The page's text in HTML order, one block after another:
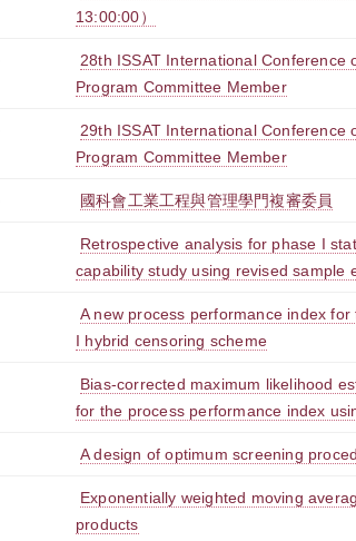
13:00:00）
28th ISSAT International Conference
Program Committee Member
29th ISSAT International Conference
Program Committee Member
國科會工業工程與管理學門複審委員
Retrospective analysis for phase I
capability study using revised sample
A new process performance index
I hybrid censoring scheme
Bias-corrected maximum likelihood
for the process performance index
A design of optimum screening
Exponentially weighted moving
products